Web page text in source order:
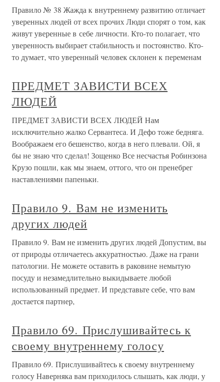
Правило № 38 Жажда к внутреннему развитию отличает
уверенных людей от всех прочих Люди спорят о том, как
живут уверенные в себе личности. Кто-то полагает, что
уверенность выбирает стабильность и постоянство. Кто-
то думает, что уверенный человек склонен к переменам
ПРЕДМЕТ ЗАВИСТИ ВСЕХ
ЛЮДЕЙ
ПРЕДМЕТ ЗАВИСТИ ВСЕХ ЛЮДЕЙ Нам
исключительно жалко Сервантеса. И Дефо тоже бедняга.
Воображаем его бешенство, когда в него плевали. Ой, я
бы не знаю что сделал! Зощенко Все несчастья Робинзона
Крузо пошли, как мы знаем, оттого, что он пренебрег
наставлениями папеньки.
Правило 9. Вам не изменить
других людей
Правило 9. Вам не изменить других людей Допустим, вы
от природы отличаетесь аккуратностью. Даже на грани
патологии. Не можете оставить в раковине немытую
посуду и незамедлительно выкидываете любой
использованный предмет. И представьте себе, что вам
достается партнер,
Правило 69. Прислушивайтесь к
своему внутреннему голосу
Правило 69. Прислушивайтесь к своему внутреннему
голосу Наверняка вам приходилось слышать, как люди, у